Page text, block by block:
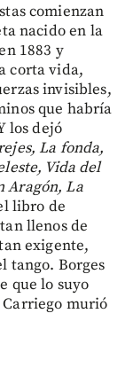
comienzan
nacido en la
1883 y
corta vida,
invisibles,
que habría
los dejó
La fonda,
Vida del
Aragón, La
libro de
llenos de
exigente,
tango. Borges
que lo suyo
Carriego murió